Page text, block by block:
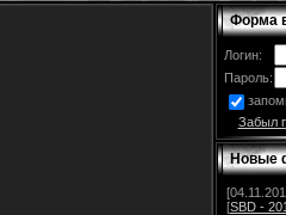
Форма
Логин:
Пароль:
Забыл
Новые
[SBD -